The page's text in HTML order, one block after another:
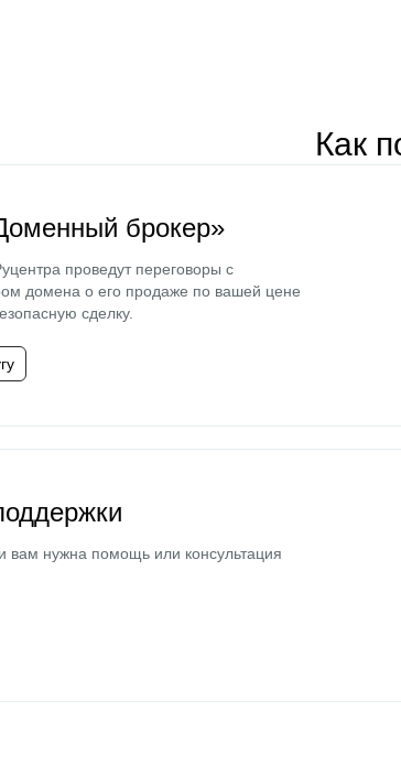
Как
брокер»
проведут переговоры с
домена о его продаже по вашей цене
сделку.
вам нужна помощь или консультация